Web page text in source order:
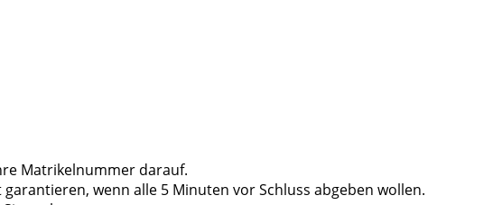
Matrikelnummer darauf.
wenn alle 5 Minuten vor Schluss abgeben wollen.